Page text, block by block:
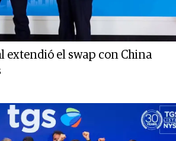
extendió el swap con China